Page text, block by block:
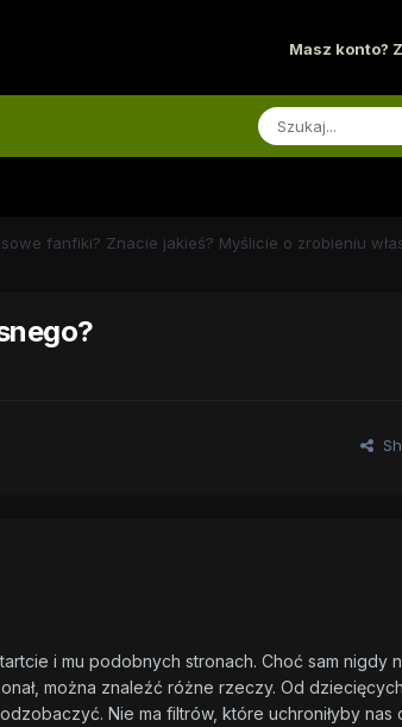
Masz konto?
fanfiki? Znacie jakieś? Myślicie o zrobieniu
i mu podobnych stronach. Choć sam nigdy
można znaleźć różne rzeczy. Od
Nie ma filtrów, które uchroniłyby